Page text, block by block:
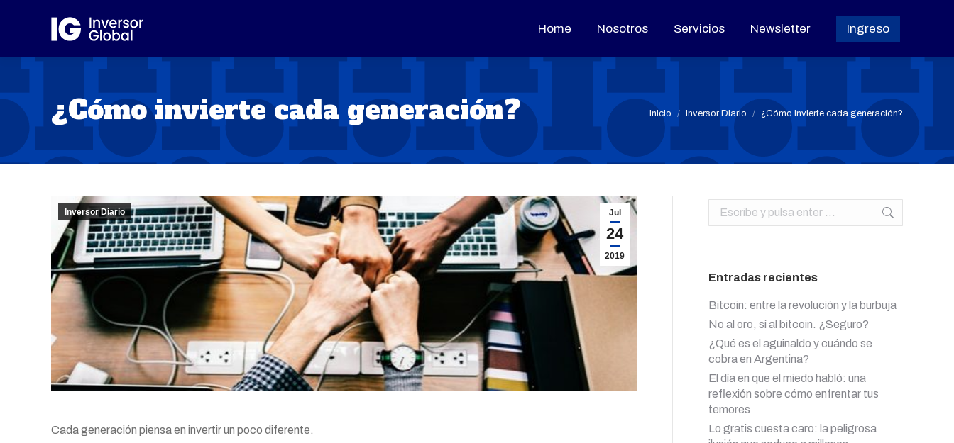
Home Nosotros Servicios Newsletter Ingreso
¿Cómo invierte cada generación? Estás aquí:
Inicio Inversor Diario ¿Cómo invierte cada generación?
Jul
24
2019
Inversor Diario
Cada generación piensa en invertir un poco diferente.
Buscar:
Entradas recientes
Bitcoin: entre la revolución y la burbuja
No al oro, sí al bitcoin. ¿Seguro?
¿Qué es el aguinaldo y cuándo se
cobra en Argentina?
El día en que el miedo habló: una
reflexión sobre cómo enfrentar tus
temores
Lo gratis cuesta caro: la peligrosa
Home Nosotros Servicios Newsletter Ingreso